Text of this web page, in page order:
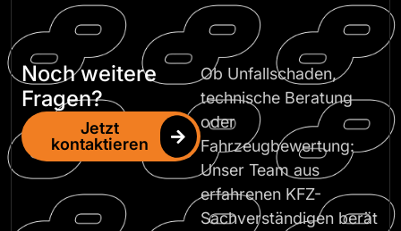
Noch weitere
Fragen?
Jetzt
kontaktieren
Ob Unfallschaden,
technische Beratung
oder
Fahrzeugbewertung:
Unser Team aus
erfahrenen KFZ-
Sachverständigen berät